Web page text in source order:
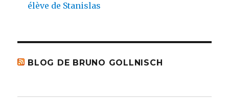
élève de Stanislas
BLOG DE BRUNO GOLLNISCH